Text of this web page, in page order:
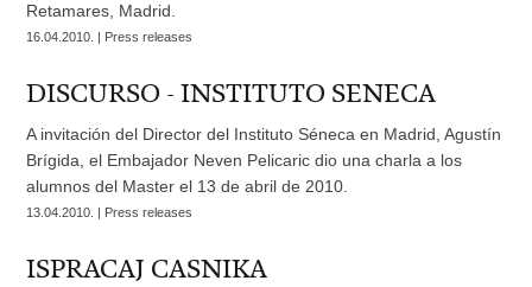
Retamares, Madrid.
16.04.2010. | Press releases
DISCURSO - INSTITUTO SENECA
A invitación del Director del Instituto Séneca en Madrid, Agustín
Brígida, el Embajador Neven Pelicaric dio una charla a los
alumnos del Master el 13 de abril de 2010.
13.04.2010. | Press releases
ISPRACAJ CASNIKA